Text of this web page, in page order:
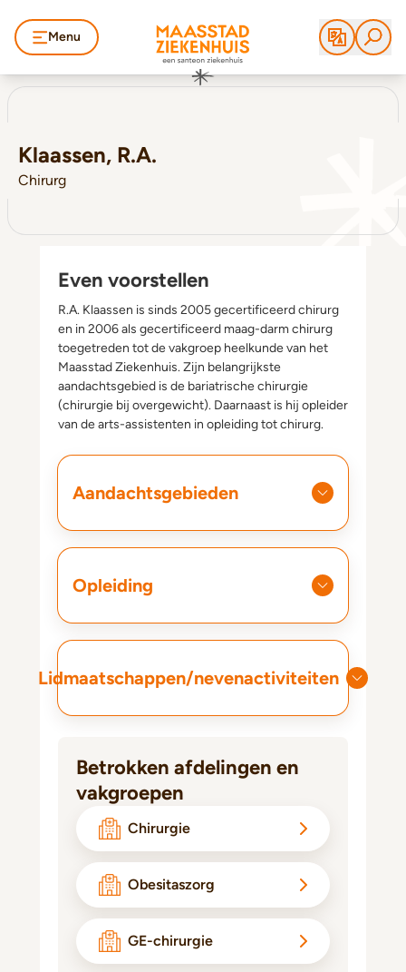
Menu
Klaassen, R.A.
Chirurg
Even voorstellen
R.A. Klaassen is sinds 2005 gecertificeerd chirurg
en in 2006 als gecertificeerd maag-darm chirurg
toegetreden tot de vakgroep heelkunde van het
Maasstad Ziekenhuis. Zijn belangrijkste
aandachtsgebied is de bariatrische chirurgie
(chirurgie bij overgewicht). Daarnaast is hij opleider
van de arts-assistenten in opleiding tot chirurg.
Aandachtsgebieden
Opleiding
Lidmaatschappen/nevenactiviteiten
Betrokken afdelingen en
vakgroepen
Chirurgie
Obesitaszorg
GE-chirurgie